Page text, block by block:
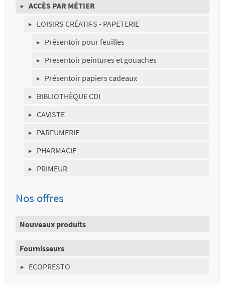
ACCÈS PAR MÉTIER
LOISIRS CRÉATIFS - PAPETERIE
Présentoir pour feuilles
Presentoir peintures et gouaches
Présentoir papiers cadeaux
BIBLIOTHÈQUE CDI
CAVISTE
PARFUMERIE
PHARMACIE
PRIMEUR
Nos offres
Nouveaux produits
Fournisseurs
ECOPRESTO